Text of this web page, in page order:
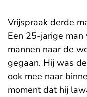
Vrijspraak derde
Een 25-jarige
mannen naar de
gegaan. Hij was
ook mee naar
moment dat hij